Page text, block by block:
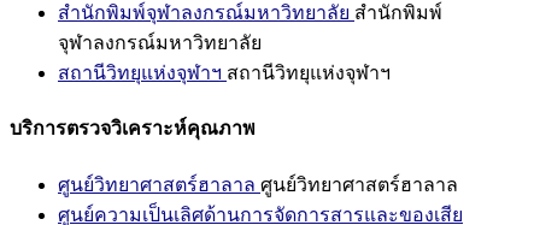
สำนักพิมพ์จุฬาลงกรณ์มหาวิทยาลัย สำนักพิมพ์
จุฬาลงกรณ์มหาวิทยาลัย
สถานีวิทยุแห่งจุฬาฯ สถานีวิทยุแห่งจุฬาฯ
บริการตรวจวิเคราะห์คุณภาพ
ศูนย์วิทยาศาสตร์ฮาลาล ศูนย์วิทยาศาสตร์ฮาลาล
ศูนย์ความเป็นเลิศด้านการจัดการสารและของเสีย